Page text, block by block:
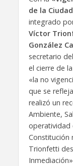
de la
integrado
Víctor
González
secretario
el cierre de
«la no
que se
realizó un
Ambiente,
operatividad
Constitución
Trionfetti